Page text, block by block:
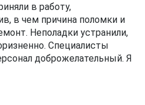
в работу,
в чем причина поломки и
Неполадки устранили,
Специалисты
доброжелательный. Я